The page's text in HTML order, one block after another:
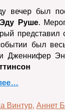
вечер был
Эду Руше.
представил
был
Дженнифер
Винтур, Аннет